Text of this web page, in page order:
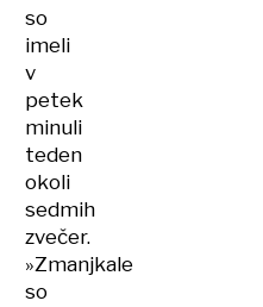
so
imeli
v
petek
minuli
teden
okoli
sedmih
zvečer.
»Zmanjkale
so